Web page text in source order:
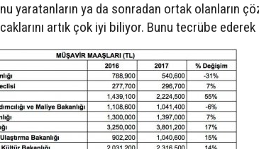
yaratanların ya da sonradan ortak olanların
artık çok iyi biliyor. Bunu tecrübe